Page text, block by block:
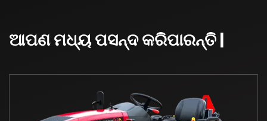
ଆପଣ ମଧ୍ୟ ପସନ୍ଦ କରିପାରନ୍ତି |